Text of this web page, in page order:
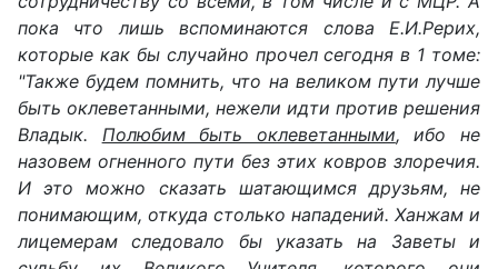
пока что лишь вспоминаются слова Е.И.Рерих,
которые как бы случайно прочел сегодня в 1 томе:
"Также будем помнить, что на великом пути лучше
быть оклеветанными, нежели идти против решения
Владык. Полюбим быть оклеветанными, ибо не
назовем огненного пути без этих ковров злоречия.
И это можно сказать шатающимся друзьям, не
понимающим, откуда столько нападений. Ханжам и
лицемерам следовало бы указать на Заветы и